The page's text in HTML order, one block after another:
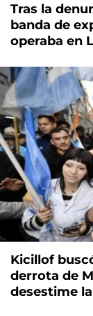
Tras la
banda de
operaba en
Kicillof
derrota de
desestime